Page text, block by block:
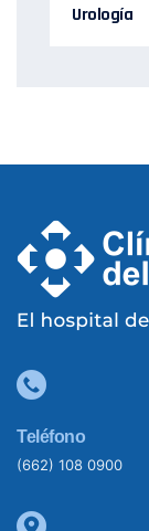
Urología
Teléfono
(662) 108 0900